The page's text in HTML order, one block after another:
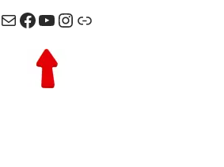
Email
Facebook
YouTube
Instagram
Link